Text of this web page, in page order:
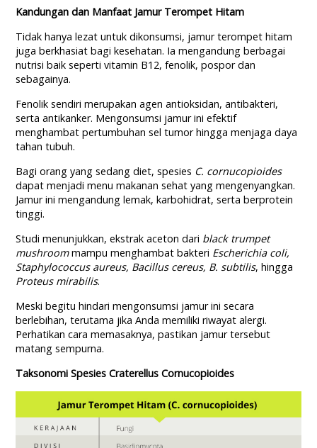
Kandungan dan Manfaat Jamur Terompet Hitam
Tidak hanya lezat untuk dikonsumsi, jamur terompet hitam
juga berkhasiat bagi kesehatan. Ia mengandung berbagai
nutrisi baik seperti vitamin B12, fenolik, pospor dan
sebagainya.
Fenolik sendiri merupakan agen antioksidan, antibakteri,
serta antikanker. Mengonsumsi jamur ini efektif
menghambat pertumbuhan sel tumor hingga menjaga daya
tahan tubuh.
Bagi orang yang sedang diet, spesies C. cornucopioides
dapat menjadi menu makanan sehat yang mengenyangkan.
Jamur ini mengandung lemak, karbohidrat, serta berprotein
tinggi.
Studi menunjukkan, ekstrak aceton dari black trumpet
mushroommampu menghambat bakteri Escherichia coli,
Staphylococcus aureus, Bacillus cereus, B. subtilis, hingga
Proteus mirabilis.
Meski begitu hindari mengonsumsi jamur ini secara
berlebihan, terutama jika Anda memiliki riwayat alergi.
Perhatikan cara memasaknya, pastikan jamur tersebut
matang sempurna.
Taksonomi Spesies Craterellus Cornucopioides